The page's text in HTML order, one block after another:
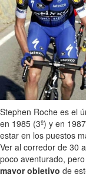
Stephen Roche es el
en 1985 (3º) y en
estar en los puestos
Ver al corredor de 30
poco aventurado,
mayor objetivo de